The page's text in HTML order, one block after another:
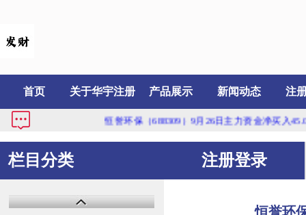
首页 关于华宇注册 产品展示 新闻动态 注
恒誉环保（688309）9月26日主力资金净买入45.01
栏目分类 注册登录
恒誉环